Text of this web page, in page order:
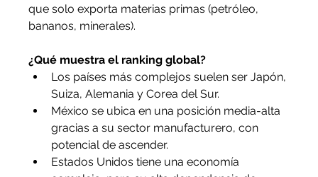
que solo exporta materias primas (petróleo,
bananos, minerales).
¿Qué muestra el ranking global?
Los países más complejos suelen ser Japón,
Suiza, Alemania y Corea del Sur.
México se ubica en una posición media-alta
gracias a su sector manufacturero, con
potencial de ascender.
Estados Unidos tiene una economía